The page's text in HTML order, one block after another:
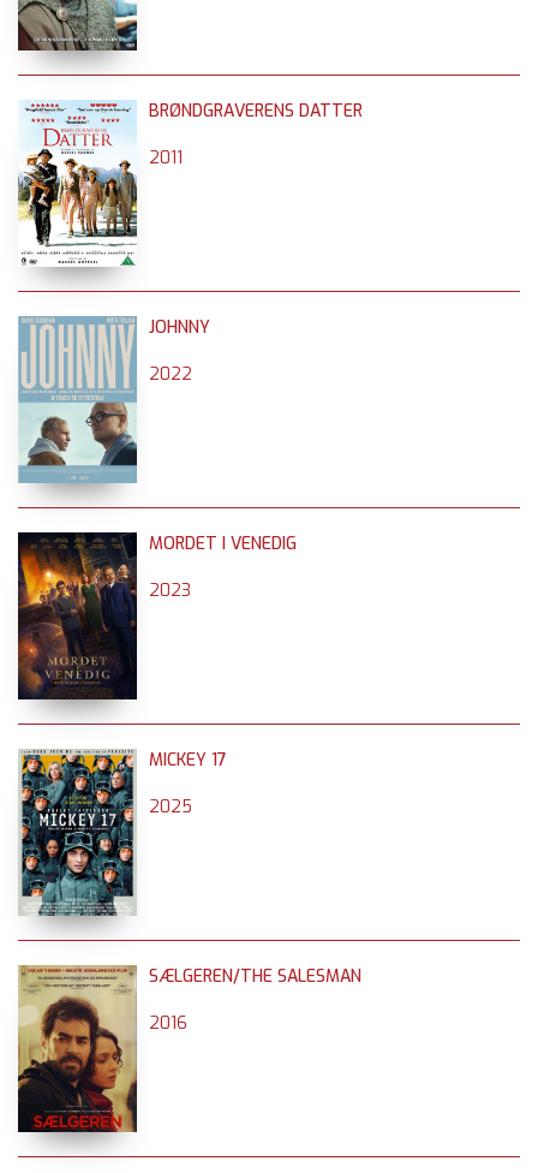
BRØNDGRAVERENS DATTER
2011
JOHNNY
2022
MORDET I VENEDIG
2023
MICKEY 17
2025
SÆLGEREN/THE SALESMAN
2016